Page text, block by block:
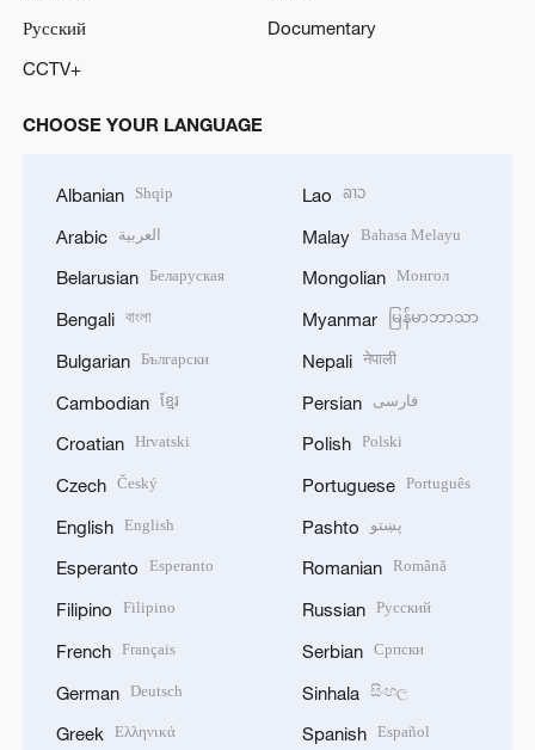
Русский
Documentary
CCTV+
CHOOSE YOUR LANGUAGE
Albanian Shqip
Arabic العربية
Belarusian Беларуская
Bengali বাংলা
Bulgarian Български
Cambodian ខ្មែរ
Croatian Hrvatski
Czech Český
English English
Esperanto Esperanto
Filipino Filipino
French Français
German Deutsch
Greek Ελληνικά
Lao ລາວ
Malay Bahasa Melayu
Mongolian Монгол
Myanmar မြန်မာဘာသာ
Nepali नेपाली
Persian فارسی
Polish Polski
Portuguese Português
Pashto پښتو
Romanian Română
Russian Русский
Serbian Српски
Sinhala සිංහල
Spanish Español